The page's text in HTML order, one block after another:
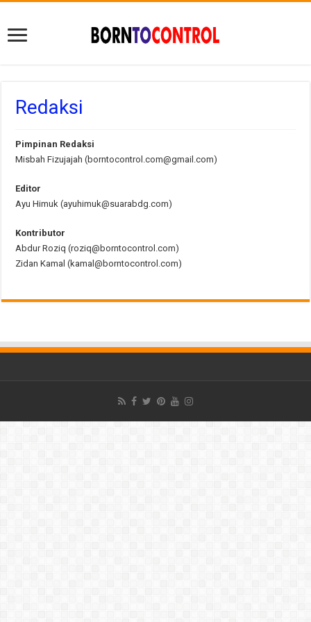
Redaksi
Pimpinan Redaksi
Misbah Fizujajah (borntocontrol.com@gmail.com)
Editor
Ayu Himuk (ayuhimuk@suarabdg.com)
Kontributor
Abdur Roziq (roziq@borntocontrol.com)
Zidan Kamal (kamal@borntocontrol.com)